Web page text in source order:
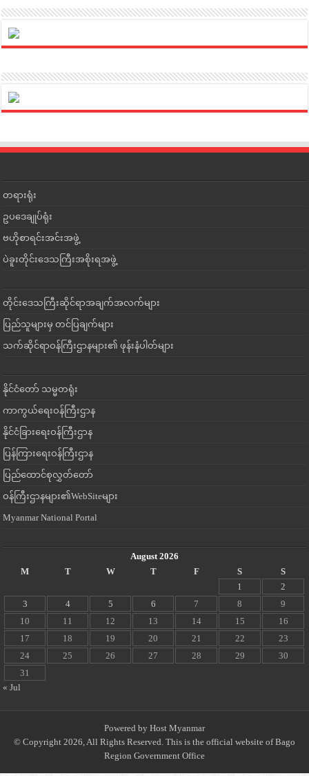
တရားရုံး
ဥပဒေချုပ်ရုံး
ဗဟိုစာရင်းအင်းအဖွဲ့
ပဲခူးတိုင်းဒေသကြီးအစိုးရအဖွဲ့
တိုင်းဒေသကြီးဆိုင်ရာအချက်အလက်များ
ပြည်သူများမှ တင်ပြချက်များ
သက်ဆိုင်ရာဝန်ကြီးဌာနများ၏ ဖုန်းနံပါတ်များ
နိုင်ငံတော် သမ္မတရုံး
ကာကွယ်ရေးဝန်ကြီးဌာန
နိုင်ငံခြားရေးဝန်ကြီးဌာန
ပြန်ကြားရေးဝန်ကြီးဌာန
ပြည်ထောင်စုလွှတ်တော်
ဝန်ကြီးဌာနများ၏WebSiteများ
Myanmar National Portal
August 2026
M
T W T F S
S
1
2
3
4 5 6 7 8
9
10
11 12 13 14 15
16
17
18 19 20 21 22
23
24
25 26 27 28 29
30
31
« Jul
Powered by Host Myanmar
© Copyright 2026, All Rights Reserved. This is the official website of Bago
Region Government Office